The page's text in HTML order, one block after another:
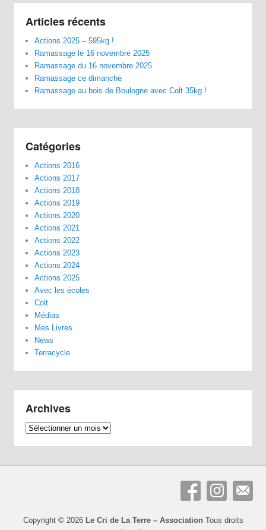
Articles récents
Actions 2025 – 595kg !
Ramassage le 16 novembre 2025
Ramassage du 16 novembre 2025
Ramassage ce dimanche
Ramassage au bois de Boulogne avec Colt 35kg !
Catégories
Actions 2016
Actions 2017
Actions 2018
Actions 2019
Actions 2020
Actions 2021
Actions 2022
Actions 2023
Actions 2024
Actions 2025
Avec les écoles
Colt
Médias
Mes Livres
News
Terracycle
Archives
Archives
Copyright © 2026 Le Cri de La Terre – Association Tous droits